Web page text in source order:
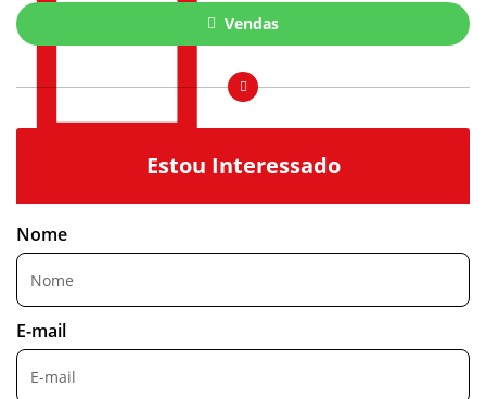
Vendas
Estou Interessado
Nome
E-mail